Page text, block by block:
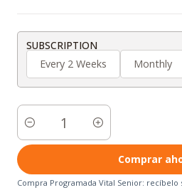
SUBSCRIPTION
Every 2 Weeks
Monthly
Cantidad
Comprar
Compra Programada Vital Senior: